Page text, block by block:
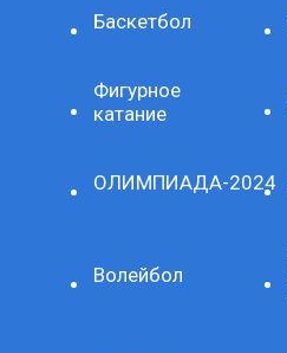
Баскетбол
Фигурное
катание
ОЛИМПИАДА-2024
Волейбол